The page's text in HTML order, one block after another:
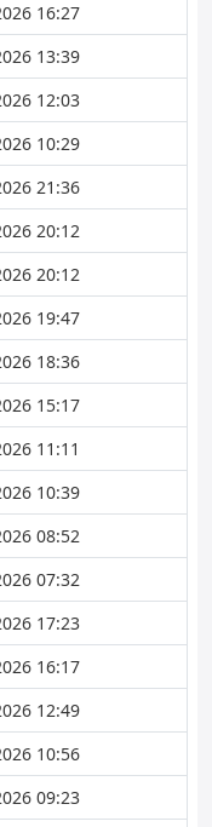
16:27
13:39
12:03
10:29
21:36
20:12
20:12
19:47
18:36
15:17
11:11
10:39
08:52
07:32
17:23
16:17
12:49
10:56
09:23